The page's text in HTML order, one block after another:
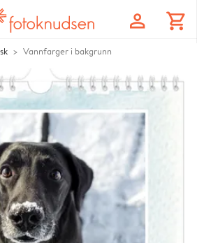
profile shopping_cart
Vannfarger i bakgrunn